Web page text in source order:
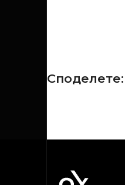
Споделете: